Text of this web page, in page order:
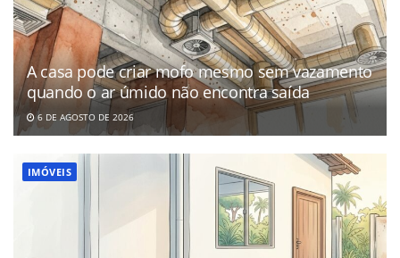
A casa pode criar mofo mesmo sem vazamento
quando o ar úmido não encontra saída
6 DE AGOSTO DE 2026
IMÓVEIS